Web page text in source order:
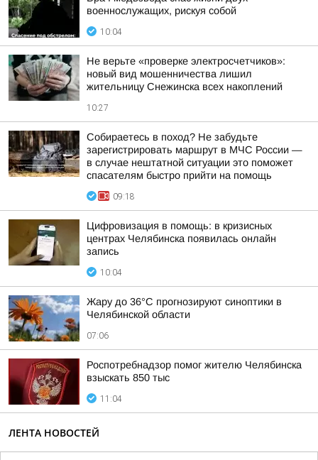
военнослужащих, рискуя собой
10:04
Не верьте «проверке электросчетчиков»:
новый вид мошенничества лишил
жительницу Снежинска всех накоплений
10:27
Собираетесь в поход? Не забудьте
зарегистрировать маршрут в МЧС России —
в случае нештатной ситуации это поможет
спасателям быстро прийти на помощь
09:18
Цифровизация в помощь: в кризисных
центрах Челябинска появилась онлайн
запись
10:04
Жару до 36°С прогнозируют синоптики в
Челябинской области
07:06
Роспотребнадзор помог жителю Челябинска
взыскать 850 тыс
11:04
ЛЕНТА НОВОСТЕЙ